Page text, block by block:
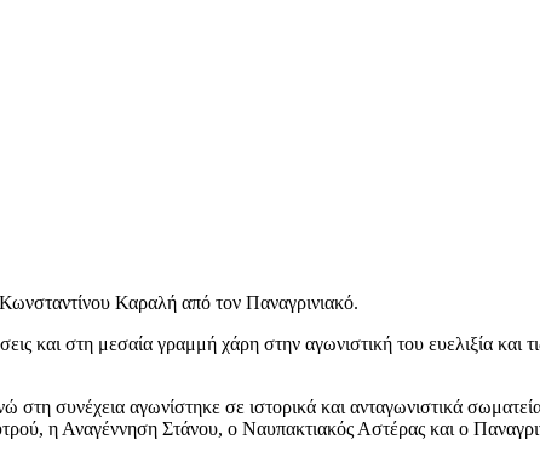
Καραλή από τον Παναγρινιακό.
και στη μεσαία γραμμή χάρη στην αγωνιστική του ευελιξία και
συνέχεια αγωνίστηκε σε ιστορικά και ανταγωνιστικά
η Αναγέννηση Στάνου, ο Ναυπακτιακός Αστέρας και ο